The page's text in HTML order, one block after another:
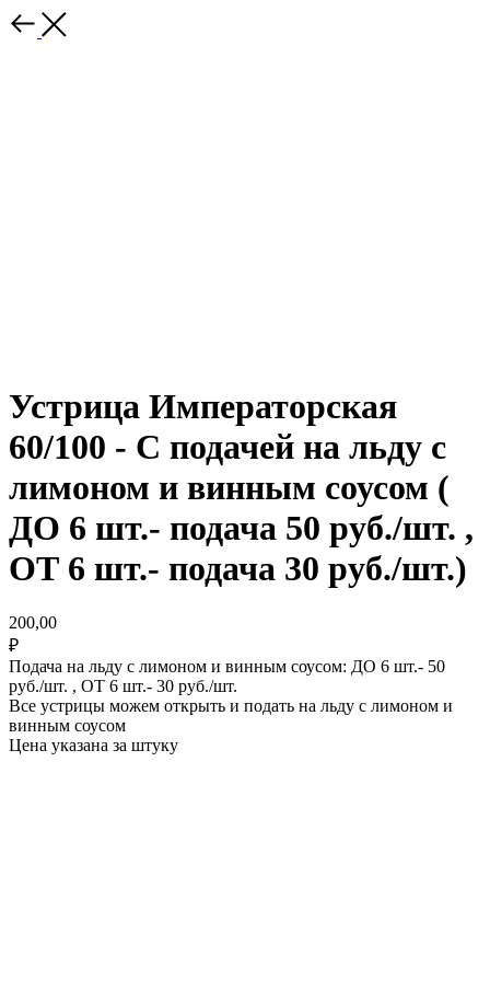
Устрица Императорская
60/100 - С подачей на льду с
лимоном и винным соусом (
ДО 6 шт.- подача 50 руб./шт. ,
ОТ 6 шт.- подача 30 руб./шт.)
200,00
₽
Подача на льду с лимоном и винным соусом: ДО 6 шт.- 50
руб./шт. , ОТ 6 шт.- 30 руб./шт.
Все устрицы можем открыть и подать на льду с лимоном и
винным соусом
Цена указана за штуку